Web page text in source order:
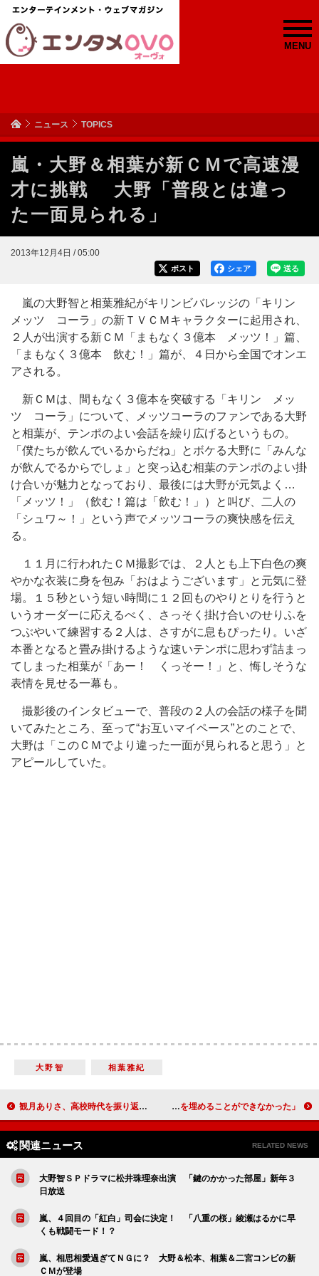
MENU
ニュース TOPICS
嵐・大野＆相葉が新ＣＭで高速漫
才に挑戦 大野「普段とは違っ
た一面見られる」
2013年12月4日 / 05:00
送る
シェア
ポスト
嵐の大野智と相葉雅紀がキリンビバレッジの「キリン
メッツ コーラ」の新ＴＶＣＭキャラクターに起用され、
２人が出演する新ＣＭ「まもなく３億本 メッツ！」篇、
「まもなく３億本 飲む！」篇が、４日から全国でオンエ
アされる。
新ＣＭは、間もなく３億本を突破する「キリン メッ
ツ コーラ」について、メッツコーラのファンである大野
と相葉が、テンポのよい会話を繰り広げるというもの。
「僕たちが飲んでいるからだね」とボケる大野に「みんな
が飲んでるからでしょ」と突っ込む相葉のテンポのよい掛
け合いが魅力となっており、最後には大野が元気よく…
「メッツ！」（飲む！篇は「飲む！」）と叫び、二人の
「シュワ～！」という声でメッツコーラの爽快感を伝え
る。
１１月に行われたＣＭ撮影では、２人とも上下白色の爽
やかな衣装に身を包み「おはようございます」と元気に登
場。１５秒という短い時間に１２回ものやりとりを行うと
いうオーダーに応えるべく、さっそく掛け合いのせりふを
つぶやいて練習する２人は、さすがに息もぴったり。いざ
本番となると畳み掛けるような速いテンポに思わず詰まっ
てしまった相葉が「あー！ くっそー！」と、悔しそうな
表情を見せる一幕も。
撮影後のインタビューで、普段の２人の会話の様子を聞
いてみたところ、至って“お互いマイペース”とのことで、
大野は「このＣＭでより違った一面が見られると思う」と
アピールしていた。
大野智 相葉雅紀
観月ありさ、高校時代を振り返る 「社会に適応能力がなかったと思う」 鈴木紗理奈が離婚発表 「溝を埋めることができなかった」
関連ニュース RELATED NEWS
大野智ＳＰドラマに松井珠理奈出演 「鍵のかかった部屋」新年３
日放送
嵐、４回目の「紅白」司会に決定！ 「八重の桜」綾瀬はるかに早
くも戦闘モード！？
嵐、相思相愛過ぎてＮＧに？ 大野＆松本、相葉＆二宮コンビの新
ＣＭが登場